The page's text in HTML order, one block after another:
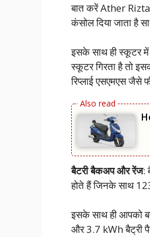
बात करें Ather
कंसोल दिया जाता है
इसके साथ ही स्कूटर में
स्कूटर गिरता है तो
रिप्लाई एसएमएस जैसे
बैटरी बैकअप और रेंज:
होते हैं जिनके साथ
इसके साथ ही आपको
और 3.7 kWh बैट्री